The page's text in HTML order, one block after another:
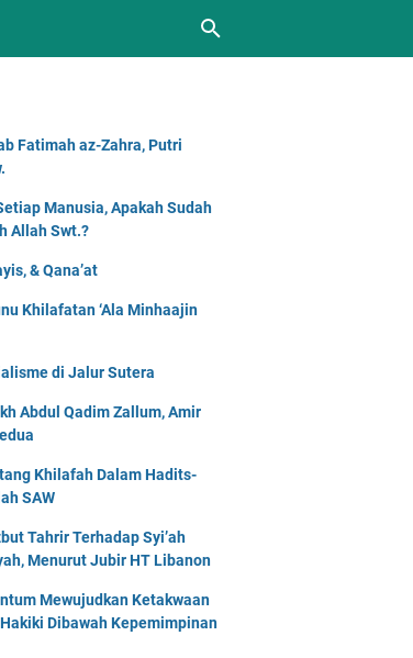
Fatimah az-Zahra, Putri
Manusia, Apakah Sudah
Allah Swt.?
& Qana’at
Khilafatan ‘Ala Minhaajin
di Jalur Sutera
Abdul Qadim Zallum, Amir
Khilafah Dalam Hadits-
SAW
Tahrir Terhadap Syi’ah
Menurut Jubir HT Libanon
Mewujudkan Ketakwaan
Dibawah Kepemimpinan